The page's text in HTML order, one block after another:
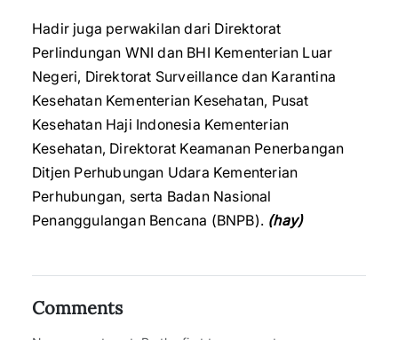
Hadir juga perwakilan dari Direktorat
Perlindungan WNI dan BHI Kementerian Luar
Negeri, Direktorat Surveillance dan Karantina
Kesehatan Kementerian Kesehatan, Pusat
Kesehatan Haji Indonesia Kementerian
Kesehatan, Direktorat Keamanan Penerbangan
Ditjen Perhubungan Udara Kementerian
Perhubungan, serta Badan Nasional
Penanggulangan Bencana (BNPB). (hay)
Comments